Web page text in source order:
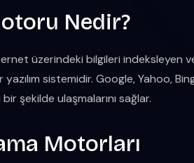
Nedir?
üzerindeki bilgileri indeksleyen ve
sistemidir. Google, Yahoo,
bir şekilde ulaşmalarını sağlar.
Motorları